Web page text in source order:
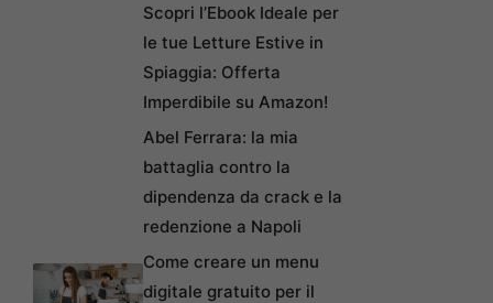
Scopri l’Ebook Ideale per
le tue Letture Estive in
Spiaggia: Offerta
Imperdibile su Amazon!
Abel Ferrara: la mia
battaglia contro la
dipendenza da crack e la
redenzione a Napoli
Come creare un menu
digitale gratuito per il